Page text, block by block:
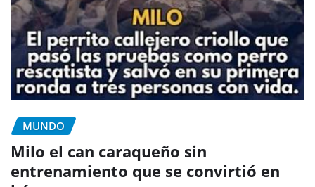
MUNDO
Milo el can caraqueño sin
entrenamiento que se convirtió en